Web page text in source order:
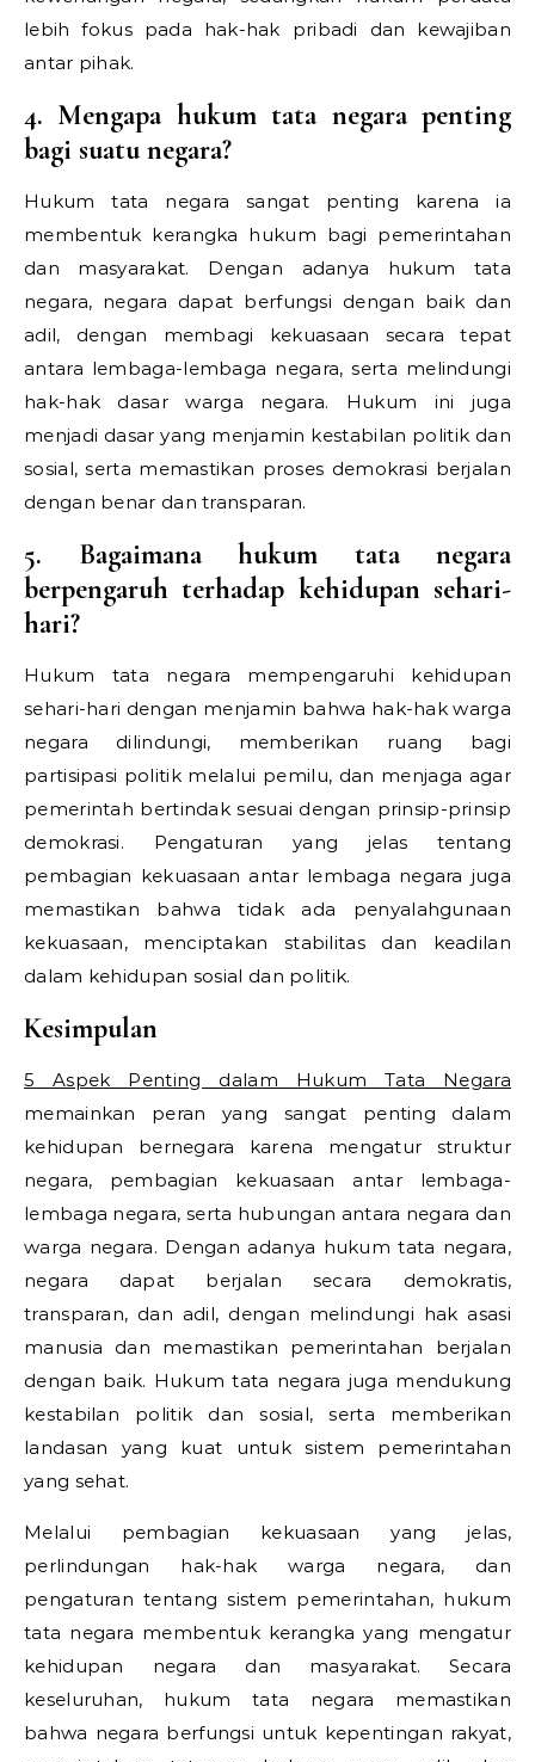
lebih fokus pada hak-hak pribadi dan kewajiban
antar pihak.
4. Mengapa hukum tata negara penting
bagi suatu negara?
Hukum tata negara sangat penting karena ia
membentuk kerangka hukum bagi pemerintahan
dan masyarakat. Dengan adanya hukum tata
negara, negara dapat berfungsi dengan baik dan
adil, dengan membagi kekuasaan secara tepat
antara lembaga-lembaga negara, serta melindungi
hak-hak dasar warga negara. Hukum ini juga
menjadi dasar yang menjamin kestabilan politik dan
sosial, serta memastikan proses demokrasi berjalan
dengan benar dan transparan.
5. Bagaimana hukum tata negara
berpengaruh terhadap kehidupan sehari-
hari?
Hukum tata negara mempengaruhi kehidupan
sehari-hari dengan menjamin bahwa hak-hak warga
negara dilindungi, memberikan ruang bagi
partisipasi politik melalui pemilu, dan menjaga agar
pemerintah bertindak sesuai dengan prinsip-prinsip
demokrasi. Pengaturan yang jelas tentang
pembagian kekuasaan antar lembaga negara juga
memastikan bahwa tidak ada penyalahgunaan
kekuasaan, menciptakan stabilitas dan keadilan
dalam kehidupan sosial dan politik.
Kesimpulan
5 Aspek Penting dalam Hukum Tata Negara
memainkan peran yang sangat penting dalam
kehidupan bernegara karena mengatur struktur
negara, pembagian kekuasaan antar lembaga-
lembaga negara, serta hubungan antara negara dan
warga negara. Dengan adanya hukum tata negara,
negara dapat berjalan secara demokratis,
transparan, dan adil, dengan melindungi hak asasi
manusia dan memastikan pemerintahan berjalan
dengan baik. Hukum tata negara juga mendukung
kestabilan politik dan sosial, serta memberikan
landasan yang kuat untuk sistem pemerintahan
yang sehat.
Melalui pembagian kekuasaan yang jelas,
perlindungan hak-hak warga negara, dan
pengaturan tentang sistem pemerintahan, hukum
tata negara membentuk kerangka yang mengatur
kehidupan negara dan masyarakat. Secara
keseluruhan, hukum tata negara memastikan
bahwa negara berfungsi untuk kepentingan rakyat,